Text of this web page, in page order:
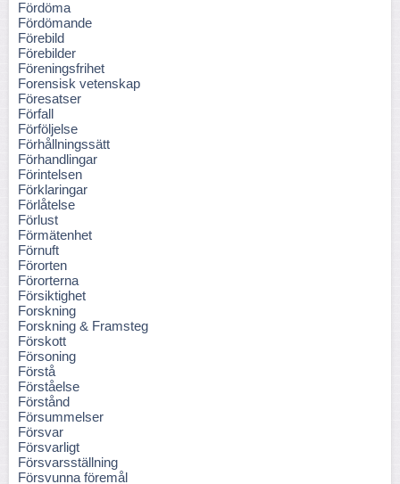
Fördöma
Fördömande
Förebild
Förebilder
Föreningsfrihet
Forensisk vetenskap
Föresatser
Förfall
Förföljelse
Förhållningssätt
Förhandlingar
Förintelsen
Förklaringar
Förlåtelse
Förlust
Förmätenhet
Förnuft
Förorten
Förorterna
Försiktighet
Forskning
Forskning & Framsteg
Förskott
Försoning
Förstå
Förståelse
Förstånd
Försummelser
Försvar
Försvarligt
Försvarsställning
Försvunna föremål